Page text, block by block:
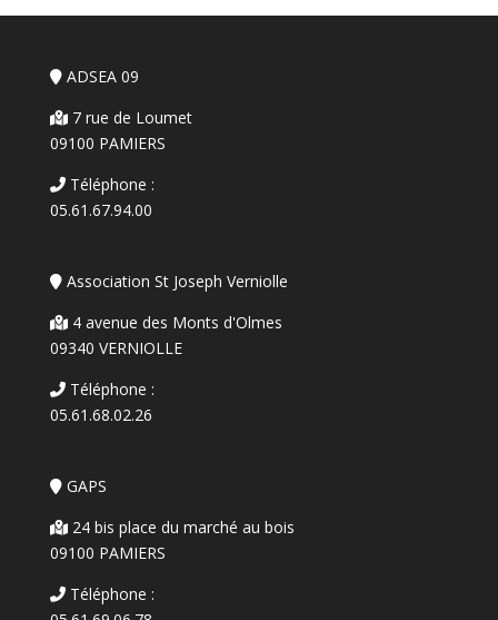
ADSEA 09
7 rue de Loumet
09100 PAMIERS
Téléphone :
05.61.67.94.00
Association St Joseph Verniolle
4 avenue des Monts d'Olmes
09340 VERNIOLLE
Téléphone :
05.61.68.02.26
GAPS
24 bis place du marché au bois
09100 PAMIERS
Téléphone :